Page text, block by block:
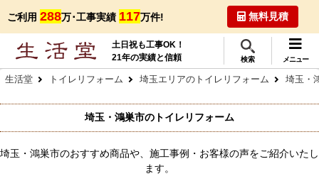
ご利用 288万･工事実績 117万件! 無料見積
土日祝も工事OK！
21年の実績と信頼
検索 メニュー
生活堂 トイレリフォーム 埼玉エリアのトイレリフォーム 埼玉・
埼玉・鴻巣市のトイレリフォーム
埼玉・鴻巣市のおすすめ商品や、施工事例・お客様の声をご紹介いたし
ます。